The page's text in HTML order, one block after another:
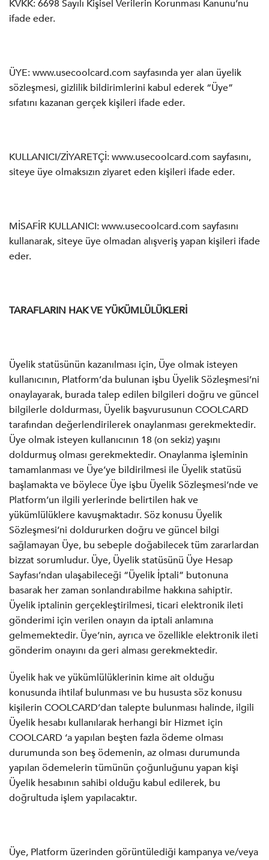
KVKK: 6698 Sayılı Kişisel Verilerin Korunması Kanunu’nu
ifade eder.
ÜYE: www.usecoolcard.com sayfasında yer alan üyelik
sözleşmesi, gizlilik bildirimlerini kabul ederek “Üye”
sıfatını kazanan gerçek kişileri ifade eder.
KULLANICI/ZİYARETÇİ: www.usecoolcard.com sayfasını,
siteye üye olmaksızın ziyaret eden kişileri ifade eder.
MİSAFİR KULLANICI: www.usecoolcard.com sayfasını
kullanarak, siteye üye olmadan alışveriş yapan kişileri ifade
eder.
TARAFLARIN HAK VE YÜKÜMLÜLÜKLERİ
Üyelik statüsünün kazanılması için, Üye olmak isteyen
kullanıcının, Platform’da bulunan işbu Üyelik Sözleşmesi’ni
onaylayarak, burada talep edilen bilgileri doğru ve güncel
bilgilerle doldurması, Üyelik başvurusunun COOLCARD
tarafından değerlendirilerek onaylanması gerekmektedir.
Üye olmak isteyen kullanıcının 18 (on sekiz) yaşını
doldurmuş olması gerekmektedir. Onaylanma işleminin
tamamlanması ve Üye’ye bildirilmesi ile Üyelik statüsü
başlamakta ve böylece Üye işbu Üyelik Sözleşmesi’nde ve
Platform’un ilgili yerlerinde belirtilen hak ve
yükümlülüklere kavuşmaktadır. Söz konusu Üyelik
Sözleşmesi’ni doldururken doğru ve güncel bilgi
sağlamayan Üye, bu sebeple doğabilecek tüm zararlardan
bizzat sorumludur. Üye, Üyelik statüsünü Üye Hesap
Sayfası’ndan ulaşabileceği “Üyelik İptali” butonuna
basarak her zaman sonlandırabilme hakkına sahiptir.
Üyelik iptalinin gerçekleştirilmesi, ticari elektronik ileti
gönderimi için verilen onayın da iptali anlamına
gelmemektedir. Üye’nin, ayrıca ve özellikle elektronik ileti
gönderim onayını da geri alması gerekmektedir.
Üyelik hak ve yükümlülüklerinin kime ait olduğu
konusunda ihtilaf bulunması ve bu hususta söz konusu
kişilerin COOLCARD’dan talepte bulunması halinde, ilgili
Üyelik hesabı kullanılarak herhangi bir Hizmet için
COOLCARD ‘a yapılan beşten fazla ödeme olması
durumunda son beş ödemenin, az olması durumunda
yapılan ödemelerin tümünün çoğunluğunu yapan kişi
Üyelik hesabının sahibi olduğu kabul edilerek, bu
doğrultuda işlem yapılacaktır.
Üye, Platform üzerinden görüntülediği kampanya ve/veya